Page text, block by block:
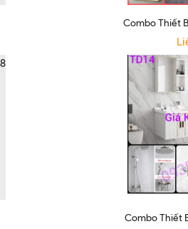
Combo Thiết
Combo Thiết